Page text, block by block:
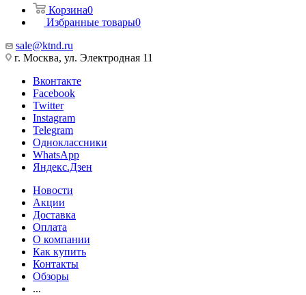
Корзина0
Избранные товары0
sale@ktnd.ru
г. Москва, ул. Электродная 11
Вконтакте
Facebook
Twitter
Instagram
Telegram
Одноклассники
WhatsApp
Яндекс.Дзен
Новости
Акции
Доставка
Оплата
О компании
Как купить
Контакты
Обзоры
...